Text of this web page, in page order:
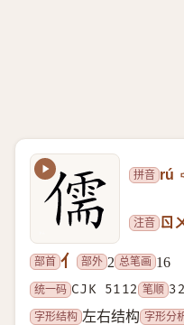
拼音 rú
注音 ㄖ
部首 亻 部外 2 总笔画 16
统一码 CJK 5112 笔顺
字形结构 左右结构 字形分